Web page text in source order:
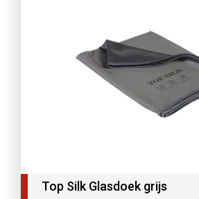
Top Silk Glasdoek grijs